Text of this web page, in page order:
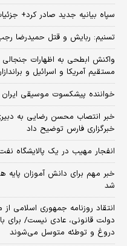
سپاه بیانیه جدید صادر کرد+
تسنیم: ربایش و قتل حمیدرضا
واکنش ابطحی به اظهارات جنجالی
مستقیم آمریکا و اسرائیل و
خواننده پیشکسوت موسیقی
خبر انتصاب محسن رضایی به
خبرگزاری فارس توضیح داد
انفجار مهیب در یک پالایشگاه
خبر مهم برای دانش آموزان پایه
شد
انتقاد روزنامه جمهوری
دولت قانونی، عادی نیست/ برای
دروغ و توطئه متوسل می‌شوند